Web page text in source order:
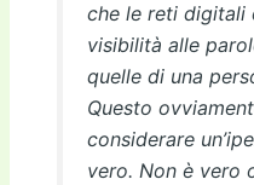
che le reti digitali
visibilità alle
quelle di una
Questo
considerare
vero. Non è vero